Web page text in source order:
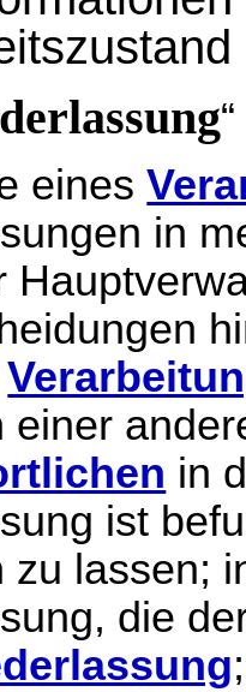
“
eines
in
einer
in
ist
zu lassen;
die
;